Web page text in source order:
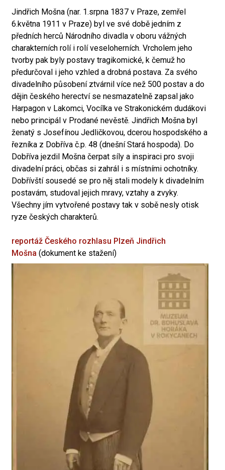
Jindřich Mošna (nar. 1.srpna 1837 v Praze, zemřel
6.května 1911 v Praze) byl ve své době jedním z
předních herců Národního divadla v oboru vážných
charakterních rolí i rolí veseloherních. Vrcholem jeho
tvorby pak byly postavy tragikomické, k čemuž ho
předurčoval i jeho vzhled a drobná postava. Za svého
divadelního působení ztvárnil více než 500 postav a do
dějin českého herectví se nesmazatelně zapsal jako
Harpagon v Lakomci, Vocílka ve Strakonickém dudákovi
nebo principál v Prodané nevěstě. Jindřich Mošna byl
ženatý s Josefínou Jedličkovou, dcerou hospodského a
řezníka z Dobříva č.p. 48 (dnešní Stará hospoda). Do
Dobříva jezdil Mošna čerpat síly a inspiraci pro svoji
divadelní práci, občas si zahrál i s místními ochotníky.
Dobřívští sousedé se pro něj stali modely k divadelním
postavám, studoval jejich mravy, vztahy a zvyky.
Všechny jím vytvořené postavy tak v sobě nesly otisk
ryze českých charakterů.
reportáž Českého rozhlasu Plzeň Jindřich
Mošna (dokument ke stažení)